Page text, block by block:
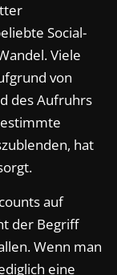
Social-
Viele
von
des Aufruhrs
hat
auf
der Begriff
Wenn man
eine